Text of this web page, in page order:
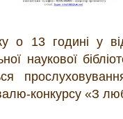
о 13 годині у
наукової
конкурсу «З